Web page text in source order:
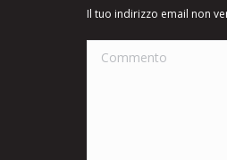
Il tuo indirizzo email non
Commento